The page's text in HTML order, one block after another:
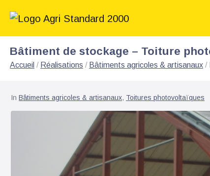
Bâtiment de stockage – Toiture
Accueil / Réalisations / Bâtiments agricoles & artisanaux /
In Bâtiments agricoles & artisanaux, Toitures photovoltaïques